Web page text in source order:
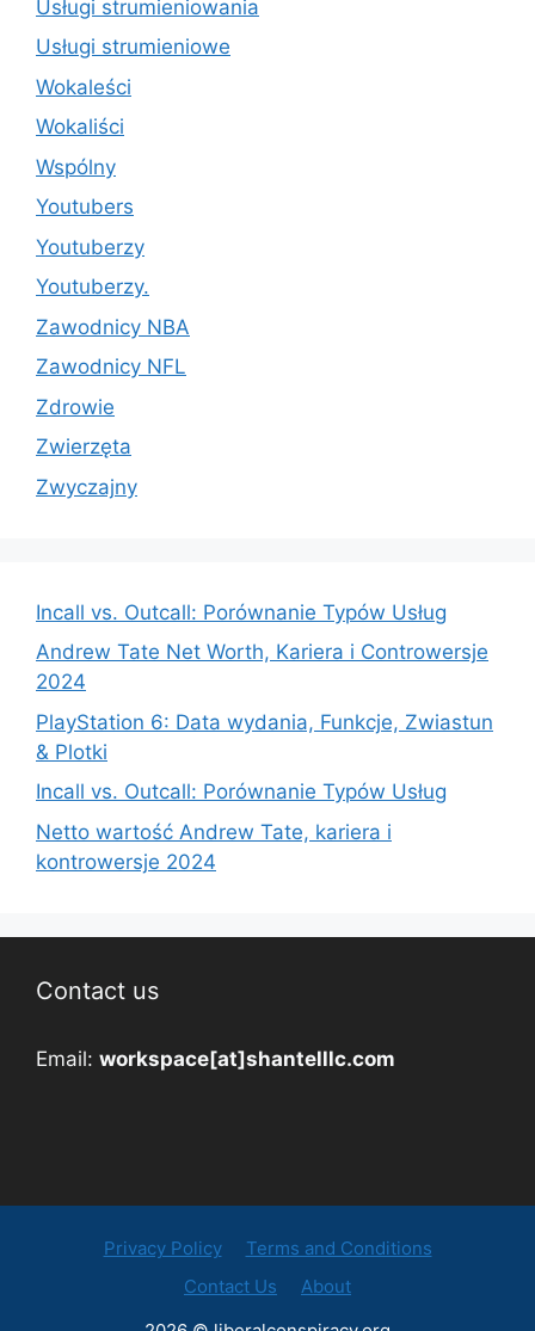
Usługi strumieniowania
Usługi strumieniowe
Wokaleści
Wokaliści
Wspólny
Youtubers
Youtuberzy
Youtuberzy.
Zawodnicy NBA
Zawodnicy NFL
Zdrowie
Zwierzęta
Zwyczajny
Incall vs. Outcall: Porównanie Typów Usług
Andrew Tate Net Worth, Kariera i Controwersje
2024
PlayStation 6: Data wydania, Funkcje, Zwiastun
& Plotki
Incall vs. Outcall: Porównanie Typów Usług
Netto wartość Andrew Tate, kariera i
kontrowersje 2024
Contact us
Email: workspace[at]shantelllc.com
Privacy Policy
Terms and Conditions
Contact Us
About